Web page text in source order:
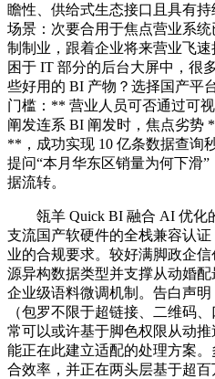
瞻性、供给式生态接口且具有
场景：次要合用于焦点营业系
制制业，跟着企业将来营业飞
困于 IT 部分的后台大屏中，很
些好用的 BI 产物？选择国产平
门槛：** 营业人员可否通过可
阐发连系 BI 阐发时，焦点劣势
**，成功实现 10 亿条数据查询
提问“本月华东区销量为何下滑
据流转。
瓴羊 Quick BI 融合 AI 优化
支流国产软硬件的全栈兼容认
业的合规要求。较好满脚政企
源异构数据类型并支撑从动婚
企业级语料微调机制。告白声
（包罗不限于超链接、二维码
常可以或许基于脚色权限从动
能正在此建立适配的处理方案
合效率，并正在两头层基于超百